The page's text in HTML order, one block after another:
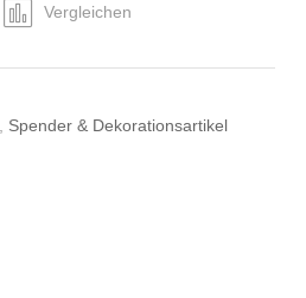
Vergleichen
Spender & Dekorationsartikel